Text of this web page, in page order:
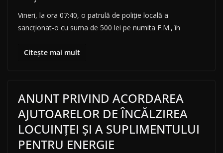
Vineri, la ora 07:40, o patrulă de poliție locală a
sancționat-o cu suma de 500 lei pe numita F.M., în
Citește mai mult
ANUNT PRIVIND ACORDAREA
AJUTOARELOR DE ÎNCĂLZIREA
LOCUINȚEI ȘI A SUPLIMENTULUI
PENTRU ENERGIE